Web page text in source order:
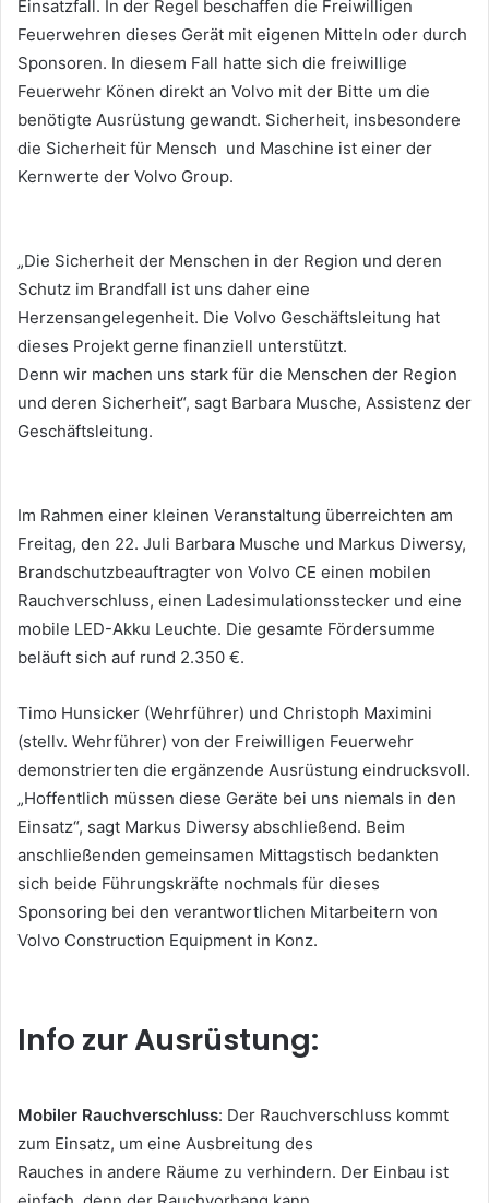
Einsatzfall. In der Regel beschaffen die Freiwilligen
Feuerwehren dieses Gerät mit eigenen Mitteln oder durch
Sponsoren. In diesem Fall hatte sich die freiwillige
Feuerwehr Könen direkt an Volvo mit der Bitte um die
benötigte Ausrüstung gewandt. Sicherheit, insbesondere
die Sicherheit für Mensch und Maschine ist einer der
Kernwerte der Volvo Group.
„Die Sicherheit der Menschen in der Region und deren
Schutz im Brandfall ist uns daher eine
Herzensangelegenheit. Die Volvo Geschäftsleitung hat
dieses Projekt gerne finanziell unterstützt.
Denn wir machen uns stark für die Menschen der Region
und deren Sicherheit“, sagt Barbara Musche, Assistenz der
Geschäftsleitung.
Im Rahmen einer kleinen Veranstaltung überreichten am
Freitag, den 22. Juli Barbara Musche und Markus Diwersy,
Brandschutzbeauftragter von Volvo CE einen mobilen
Rauchverschluss, einen Ladesimulationsstecker und eine
mobile LED-Akku Leuchte. Die gesamte Fördersumme
beläuft sich auf rund 2.350 €.
Timo Hunsicker (Wehrführer) und Christoph Maximini
(stellv. Wehrführer) von der Freiwilligen Feuerwehr
demonstrierten die ergänzende Ausrüstung eindrucksvoll.
„Hoffentlich müssen diese Geräte bei uns niemals in den
Einsatz“, sagt Markus Diwersy abschließend. Beim
anschließenden gemeinsamen Mittagstisch bedankten
sich beide Führungskräfte nochmals für dieses
Sponsoring bei den verantwortlichen Mitarbeitern von
Volvo Construction Equipment in Konz.
Info zur Ausrüstung:
Mobiler Rauchverschluss: Der Rauchverschluss kommt
zum Einsatz, um eine Ausbreitung des
Rauches in andere Räume zu verhindern. Der Einbau ist